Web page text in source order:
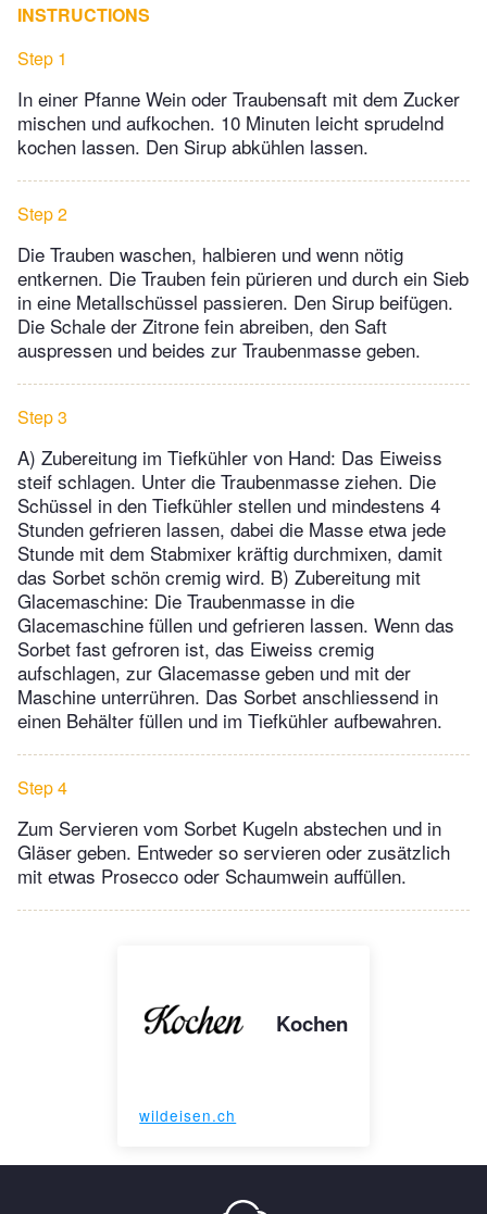
INSTRUCTIONS
Step 1
In einer Pfanne Wein oder Traubensaft mit dem Zucker
mischen und aufkochen. 10 Minuten leicht sprudelnd
kochen lassen. Den Sirup abkühlen lassen.
Step 2
Die Trauben waschen, halbieren und wenn nötig
entkernen. Die Trauben fein pürieren und durch ein Sieb
in eine Metallschüssel passieren. Den Sirup beifügen.
Die Schale der Zitrone fein abreiben, den Saft
auspressen und beides zur Traubenmasse geben.
Step 3
A) Zubereitung im Tiefkühler von Hand: Das Eiweiss
steif schlagen. Unter die Traubenmasse ziehen. Die
Schüssel in den Tiefkühler stellen und mindestens 4
Stunden gefrieren lassen, dabei die Masse etwa jede
Stunde mit dem Stabmixer kräftig durchmixen, damit
das Sorbet schön cremig wird. B) Zubereitung mit
Glacemaschine: Die Traubenmasse in die
Glacemaschine füllen und gefrieren lassen. Wenn das
Sorbet fast gefroren ist, das Eiweiss cremig
aufschlagen, zur Glacemasse geben und mit der
Maschine unterrühren. Das Sorbet anschliessend in
einen Behälter füllen und im Tiefkühler aufbewahren.
Step 4
Zum Servieren vom Sorbet Kugeln abstechen und in
Gläser geben. Entweder so servieren oder zusätzlich
mit etwas Prosecco oder Schaumwein auffüllen.
Kochen
wildeisen.ch